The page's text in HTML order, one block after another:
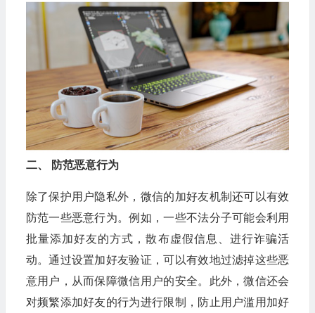
二、 防范恶意行为
除了保护用户隐私外，微信的加好友机制还可以有效
防范一些恶意行为。例如，一些不法分子可能会利用
批量添加好友的方式，散布虚假信息、进行诈骗活
动。通过设置加好友验证，可以有效地过滤掉这些恶
意用户，从而保障微信用户的安全。此外，微信还会
对频繁添加好友的行为进行限制，防止用户滥用加好